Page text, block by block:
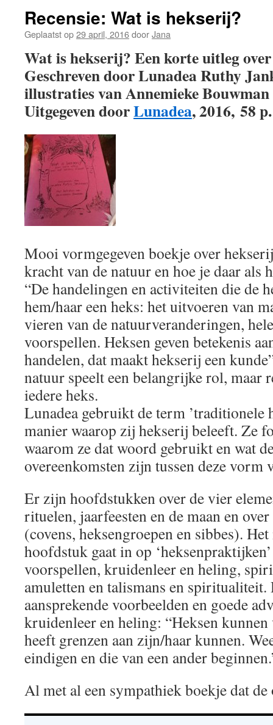
Recensie: Wat is hekserij?
Geplaatst op29 april, 2016doorJana
Wat is hekserij? Een korte uitleg
Geschreven door Lunadea Ruthy
illustraties van Annemieke Bouwman
Uitgegeven doorLunadea, 2016, 58
Mooi vormgegeven boekje over
kracht van de natuur en hoe je daar als
“De handelingen en activiteiten die de
hem/haar een heks: het uitvoeren van
vieren van de natuurveranderingen,
voorspellen. Heksen geven betekenis
handelen, dat maakt hekserij een
natuur speelt een belangrijke rol, maar
iedere heks.
Lunadea gebruikt de term ’traditionele
manier waarop zij hekserij beleeft. Ze
waarom ze dat woord gebruikt en wat
overeenkomsten zijn tussen deze vorm
Er zijn hoofdstukken over de vier
rituelen, jaarfeesten en de maan en
(covens, heksengroepen en sibbes).
hoofdstuk gaat in op
voorspellen, kruidenleer en heling,
amuletten en talismans en
aansprekende voorbeelden en goede
kruidenleer en heling: “Heksen kunnen
heeft grenzen aan zijn/haar kunnen.
eindigen en die van een ander
Al met al een sympathiek boekje dat